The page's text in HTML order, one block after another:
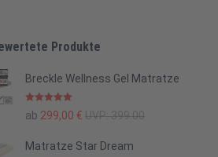
Produkte
Breckle Wellness Gel Matratze
Bewertet mit
5.00von 5
ab 299,00 € UVP: 399.00
Matratze Star Dream